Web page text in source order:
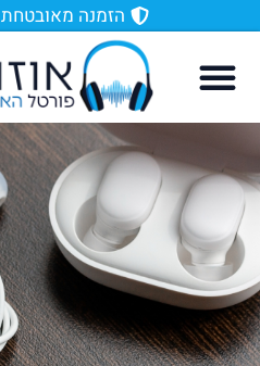
הזמנה מאובטחת